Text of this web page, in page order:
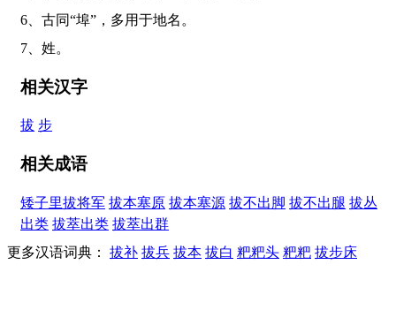
6、古同“埠”，多用于地名。
7、姓。
相关汉字
拔 步
相关成语
矮子里拔将军 拔本塞原 拔本塞源 拔不出脚 拔不出腿 拔丛
出类 拔萃出类 拔萃出群
更多汉语词典： 拔补 拔兵 拔本 拔白 粑粑头 粑粑 拔步床